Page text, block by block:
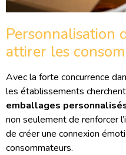
Personnalisation
attirer les
Avec la forte concurrence
les établissements
emballages
non seulement de renforcer
de créer une connexion
consommateurs.